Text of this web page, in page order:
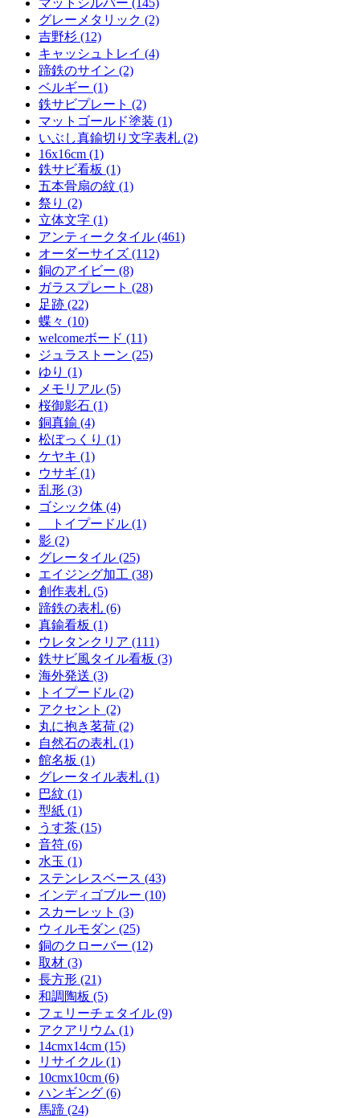
グレーメタリック (2)
吉野杉 (12)
キャッシュトレイ (4)
蹄鉄のサイン (2)
ベルギー (1)
鉄サビプレート (2)
マットゴールド塗装 (1)
いぶし真鍮切り文字表札 (2)
16x16cm (1)
鉄サビ看板 (1)
五本骨扇の紋 (1)
祭り (2)
立体文字 (1)
アンティークタイル (461)
オーダーサイズ (112)
銅のアイビー (8)
ガラスプレート (28)
足跡 (22)
蝶々 (10)
welcomeボード (11)
ジュラストーン (25)
ゆり (1)
メモリアル (5)
桜御影石 (1)
銅真鍮 (4)
松ぼっくり (1)
ケヤキ (1)
ウサギ (1)
乱形 (3)
ゴシック体 (4)
トイプードル (1)
影 (2)
グレータイル (25)
エイジング加工 (38)
創作表札 (5)
蹄鉄の表札 (6)
真鍮看板 (1)
ウレタンクリア (111)
鉄サビ風タイル看板 (3)
海外発送 (3)
トイプードル (2)
アクセント (2)
丸に抱き茗荷 (2)
自然石の表札 (1)
館名板 (1)
グレータイル表札 (1)
巴紋 (1)
型紙 (1)
うす茶 (15)
音符 (6)
水玉 (1)
ステンレスベース (43)
インディゴブルー (10)
スカーレット (3)
ウィルモダン (25)
銅のクローバー (12)
取材 (3)
長方形 (21)
和調陶板 (5)
フェリーチェタイル (9)
アクアリウム (1)
14cmx14cm (15)
リサイクル (1)
10cmx10cm (6)
ハンギング (6)
馬蹄 (24)